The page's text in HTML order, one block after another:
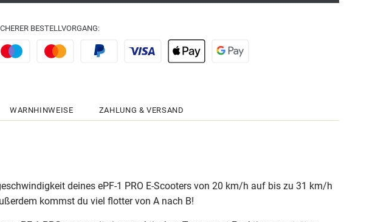
BESTELLVORGANG:
WARNHINWEISE ZAHLUNG & VERSAND
deines ePF-1 PRO E-Scooters von 20 km/h auf bis zu 31 km/h
kommst du viel flotter von A nach B!